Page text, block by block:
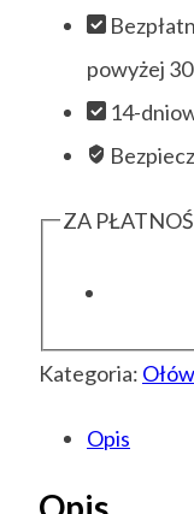
powyżej
14-
ZA
Kategoria:
Opis